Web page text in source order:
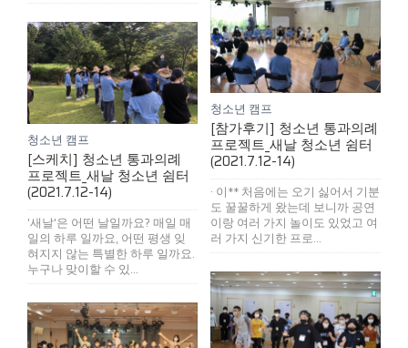
청소년 캠프
[참가후기] 청소년 통과의례
프로젝트_새날 청소년 쉼터
(2021.7.12-14)
· 이** 처음에는 오기 싫어서 기분
도 꿀꿀하게 왔는데 보니까 공연
이랑 여러 가지 놀이도 있었고 여
러 가지 신기한 프로...
청소년 캠프
[스케치] 청소년 통과의례
프로젝트_새날 청소년 쉼터
(2021.7.12-14)
'새날'은 어떤 날일까요? 매일 매
일의 하루 일까요, 어떤 평생 잊
혀지지 않는 특별한 하루 일까요.
누구나 맞이할 수 있...